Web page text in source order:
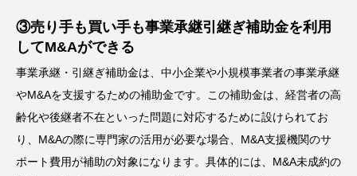
③売り手も買い手も事業承継引継ぎ補助金を利用
してM&Aができる
事業承継・引継ぎ補助金は、中小企業や小規模事業者の事業承継
やM&Aを支援するための補助金です。この補助金は、経営者の高
齢化や後継者不在といった問題に対応するために設けられてお
り、M&Aの際に専門家の活用が必要な場合、M&A支援機関のサ
ポート費用が補助の対象になります。具体的には、M&A未成約の